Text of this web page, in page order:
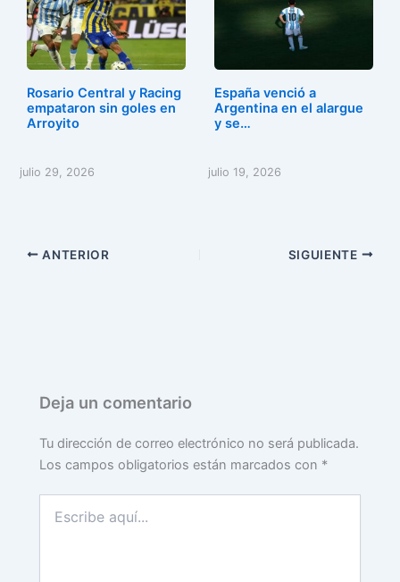
Rosario Central y Racing
empataron sin goles en
Arroyito
julio 29, 2026
España venció a
Argentina en el alargue
y se…
julio 19, 2026
ANTERIOR SIGUIENTE
Deja un comentario
Tu dirección de correo electrónico no será publicada.
Los campos obligatorios están marcados con *
aquí...